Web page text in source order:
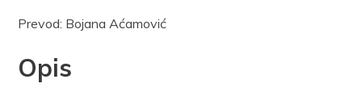
Prevod: Bojana Aćamović
Opis